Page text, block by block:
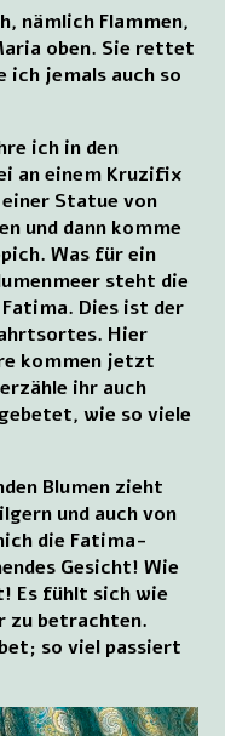
nämlich Flammen,
oben. Sie rettet
ich jemals auch so
ich in den
an einem Kruzifix
Statue von
und dann komme
Was für ein
steht die
Dies ist der
Hier
kommen jetzt
ihr auch
wie so viele
Blumen zieht
und auch von
die Fatima-
Gesicht! Wie
Es fühlt sich wie
zu betrachten.
so viel passiert